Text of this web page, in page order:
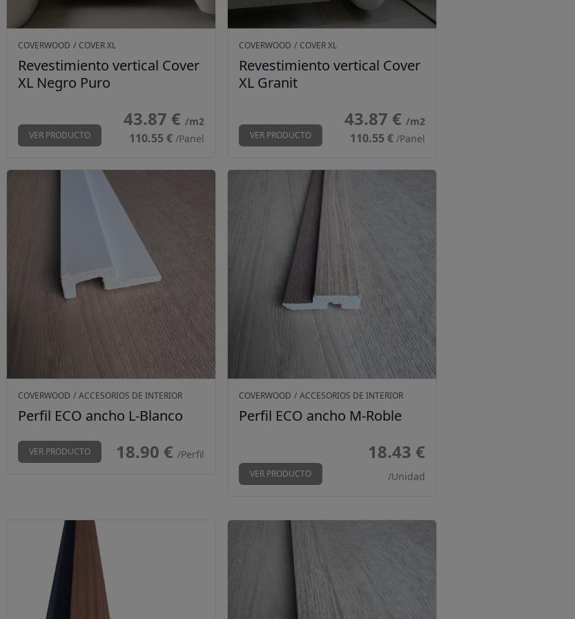
COVERWOOD / COVER XL
Revestimiento vertical Cover
XL Negro Puro
VER PRODUCTO
43.87 € /m2
110.55 € /Panel
COVERWOOD / COVER XL
Revestimiento vertical Cover
XL Granit
VER PRODUCTO
43.87 € /m2
110.55 € /Panel
Perfil ECO ancho L-Blanco
COVERWOOD / ACCESORIOS DE INTERIOR
Perfil ECO ancho L-Blanco
VER PRODUCTO 18.90 € /Perfil
Perfil ECO ancho M-Roble
COVERWOOD / ACCESORIOS DE INTERIOR
Perfil ECO ancho M-Roble
VER PRODUCTO
18.43 €
/Unidad
Perfil ECO ancho M-Mocca Perfil ECO estrecho M-Roble